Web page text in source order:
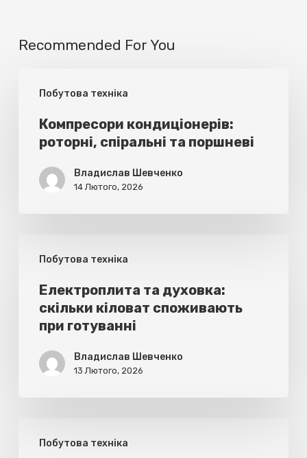
Recommended For You
Побутова техніка
кондиціонерів:
роторні,
спіральні
поршневі
Компресори кондиціонерів:
роторні, спіральні та поршневі
Владислав Шевченко
14 Лютого, 2026
Побутова техніка
духовка:
скільки
кіловат
споживають
готуванні
Електроплита та духовка:
скільки кіловат споживають
при готуванні
Владислав Шевченко
13 Лютого, 2026
Побутова техніка
газового